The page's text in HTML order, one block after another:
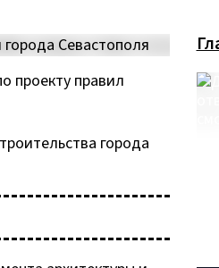
проекту правил
города